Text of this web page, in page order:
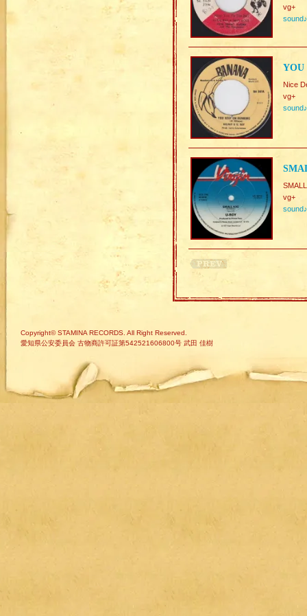
vg+
sound♪
YOU
Nice
vg+
sound♪
vg+
sound♪
Copyright© STAMINA RECORDS. All Right Reserved.
愛知県公安委員会 古物商許可証第542521606800号 武田 佳樹